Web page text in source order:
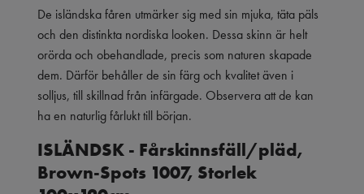
De isländska fåren utmärker sig med sin mjuka, täta päls
och den distinkta nordiska looken. Dessa skinn är helt
orörda och obehandlade, precis som naturen skapade
dem. Därför behåller de sin färg och kvalitet även i
solljus, till skillnad från infärgade. Observera att de kan
ha en naturlig fårlukt till början.
ISLÄNDSK - Fårskinnsfäll/pläd,
Brown-Spots 1007, Storlek